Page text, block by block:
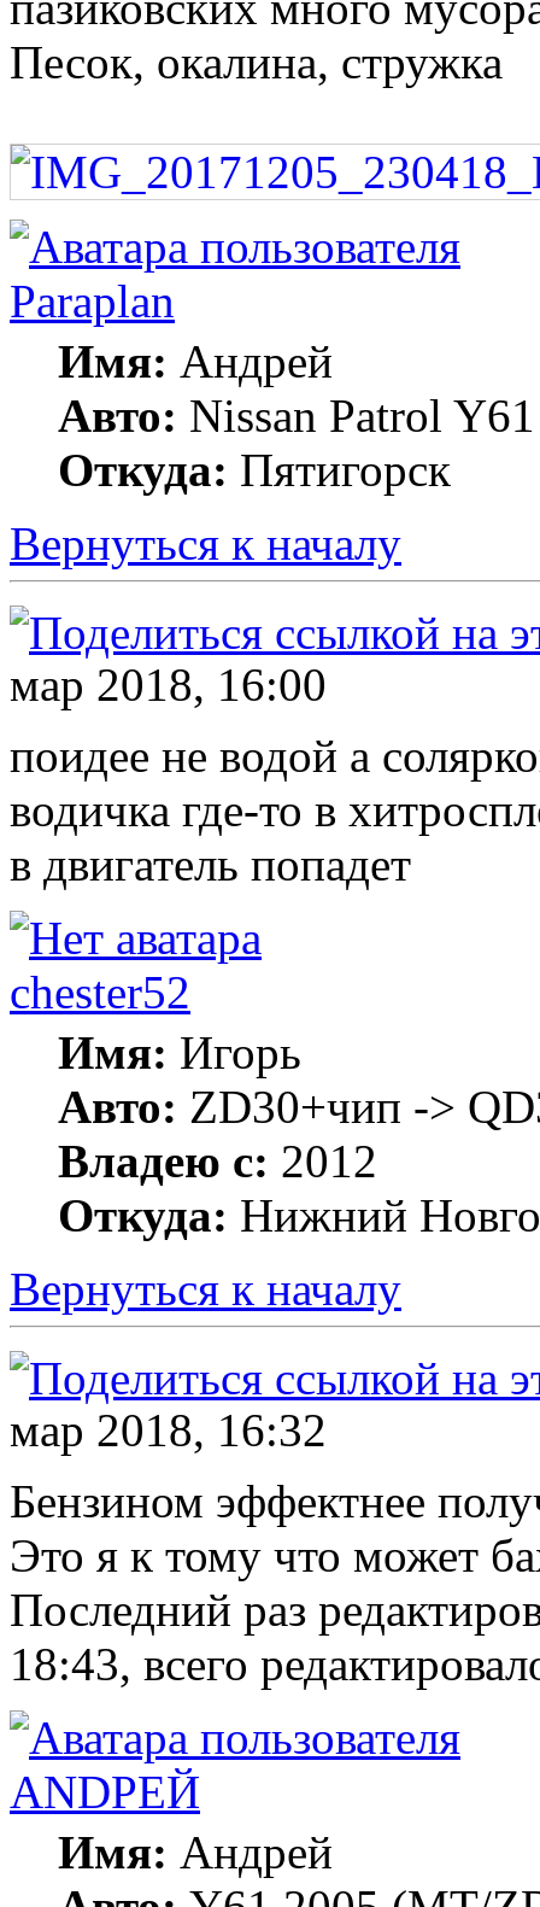
Песок, окалина, стружка
Paraplan
Имя: Андрей
Авто: Nissan Patrol
Откуда: Пятигорск
Вернуться к началу
мар 2018, 16:00
поидее не водой а
водичка где-то в
в двигатель попадет
chester52
Имя: Игорь
Авто: ZD30+чип ->
Владею с: 2012
Откуда: Нижний
Вернуться к началу
мар 2018, 16:32
Бензином эффектнее
Это я к тому что может
Последний раз
18:43, всего
ANDРЕЙ
Имя: Андрей